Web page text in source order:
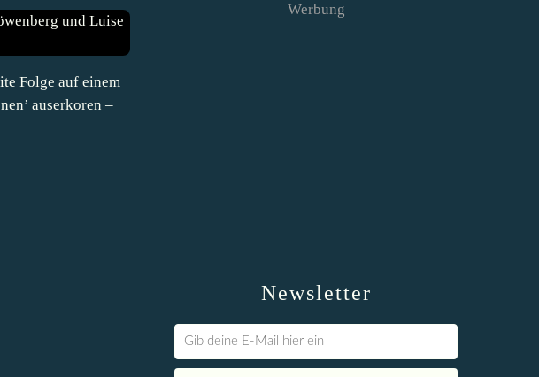
Folge auf einem
auserkoren –
Newsletter
Werbung